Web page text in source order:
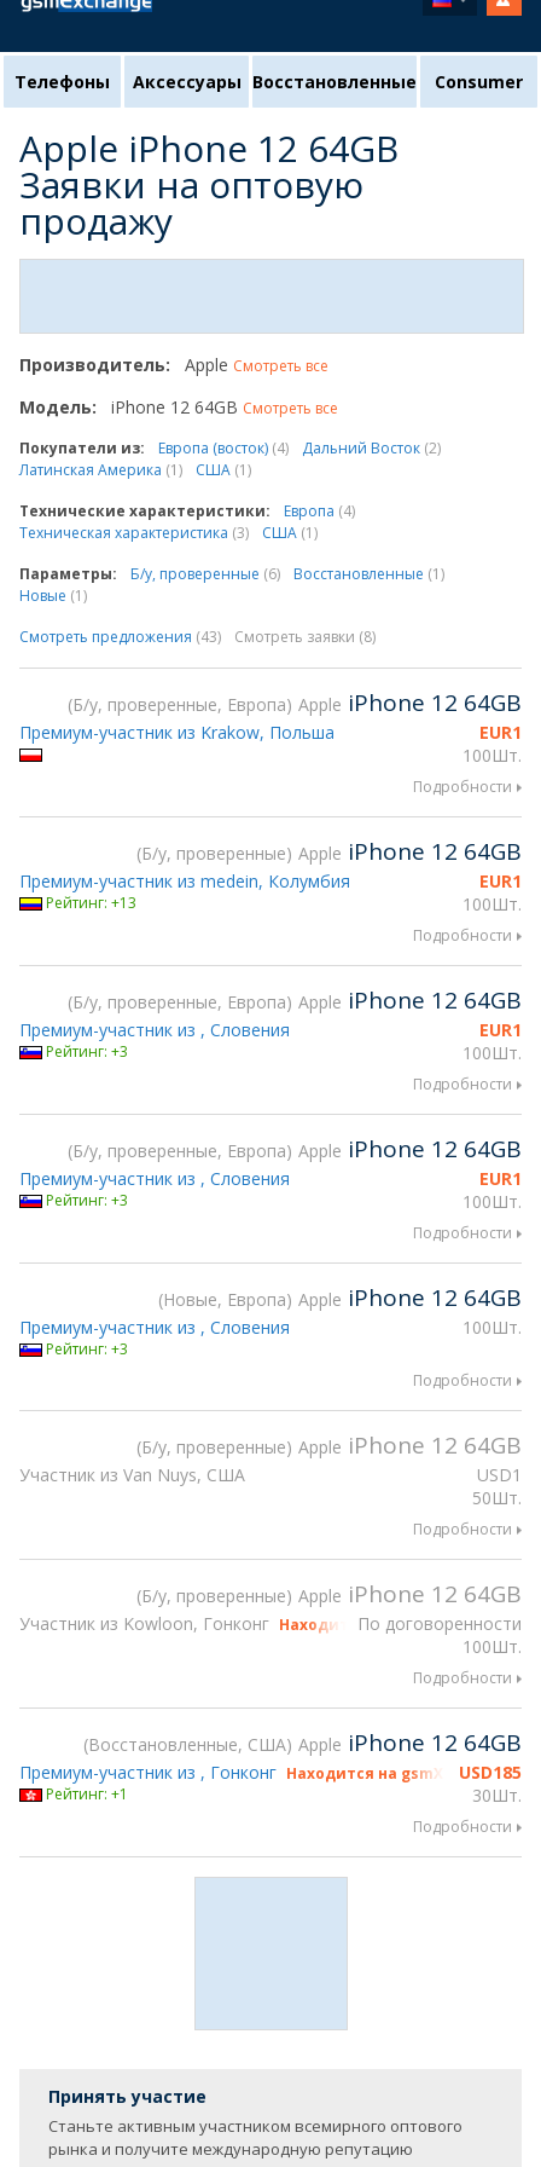
Телефоны Аксессуары Восстановленные Consumer
Apple iPhone 12 64GB
Заявки на оптовую
продажу
Производитель: Apple Смотреть все
Модель: iPhone 12 64GB Смотреть все
Покупатели из:
Европа (восток) (4) Дальний Восток (2)
Латинская Америка (1) США (1)
Технические характеристики:
Европа (4)
Техническая характеристика (3) США (1)
Параметры:
Б/у, проверенные (6) Восстановленные (1)
Новые (1)
Смотреть предложения (43) Смотреть заявки (8)
Б/у, проверенные, Европа Apple iPhone 12 64GB
EUR1
100Шт.
Премиум-участник из Krakow, Польша
Подробности
Б/у, проверенные Apple iPhone 12 64GB
EUR1
100Шт.
Премиум-участник из medein, Колумбия
Рейтинг: +13
Подробности
Б/у, проверенные, Европа Apple iPhone 12 64GB
EUR1
100Шт.
Премиум-участник из , Словения
Рейтинг: +3
Подробности
Б/у, проверенные, Европа Apple iPhone 12 64GB
EUR1
100Шт.
Премиум-участник из , Словения
Рейтинг: +3
Подробности
Новые, Европа Apple iPhone 12 64GB
100Шт.
Премиум-участник из , Словения
Рейтинг: +3
Подробности
Б/у, проверенные Apple iPhone 12 64GB
USD1
50Шт.
Участник из Van Nuys, США
Подробности
Б/у, проверенные Apple iPhone 12 64GB
По договоренности
100Шт.
Участник из Kowloon, Гонконг Находится на gsmX Hong Kong
Подробности
Восстановленные, США Apple iPhone 12 64GB
USD185
30Шт.
Премиум-участник из , Гонконг Находится на gsmX Hong Kong
Рейтинг: +1
Подробности
Принять участие
Станьте активным участником всемирного оптового
рынка и получите международную репутацию